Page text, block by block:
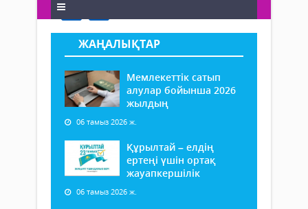
ЖАҢАЛЫҚТАР
Мемлекеттік сатып
алулар бойынша 2026
жылдың
06 тамыз 2026 ж.
Құрылтай – елдің
ертеңі үшін ортақ
жауапкершілік
06 тамыз 2026 ж.